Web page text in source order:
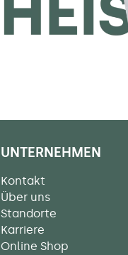
UNTERNEHMEN
Kontakt
Über uns
Standorte
Karriere
Online Shop